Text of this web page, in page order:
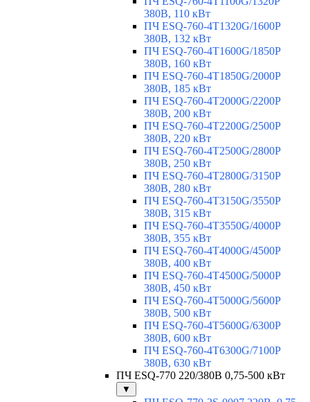
380В, 110 кВт
ПЧ ESQ-760-4T1320G/1600P
380В, 132 кВт
ПЧ ESQ-760-4T1600G/1850P
380В, 160 кВт
ПЧ ESQ-760-4T1850G/2000P
380В, 185 кВт
ПЧ ESQ-760-4T2000G/2200P
380В, 200 кВт
ПЧ ESQ-760-4T2200G/2500P
380В, 220 кВт
ПЧ ESQ-760-4T2500G/2800P
380В, 250 кВт
ПЧ ESQ-760-4T2800G/3150P
380В, 280 кВт
ПЧ ESQ-760-4T3150G/3550P
380В, 315 кВт
ПЧ ESQ-760-4T3550G/4000P
380В, 355 кВт
ПЧ ESQ-760-4T4000G/4500P
380В, 400 кВт
ПЧ ESQ-760-4T4500G/5000P
380В, 450 кВт
ПЧ ESQ-760-4T5000G/5600P
380В, 500 кВт
ПЧ ESQ-760-4T5600G/6300P
380В, 600 кВт
ПЧ ESQ-760-4T6300G/7100P
380В, 630 кВт
ПЧ ESQ-770 220/380В 0,75-500 кВт
▼